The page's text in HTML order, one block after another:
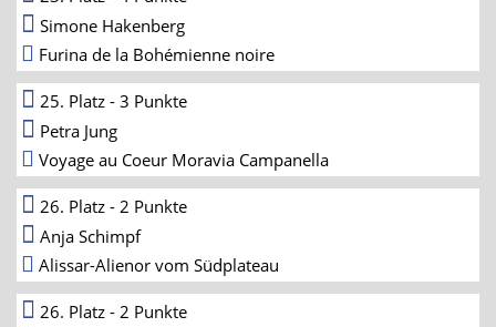
Simone Hakenberg
Furina de la Bohémienne noire
25. Platz - 3 Punkte
Petra Jung
Voyage au Coeur Moravia Campanella
26. Platz - 2 Punkte
Anja Schimpf
Alissar-Alienor vom Südplateau
26. Platz - 2 Punkte